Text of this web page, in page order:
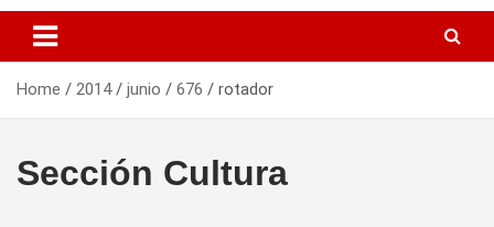
Home 2014 junio 676 rotador